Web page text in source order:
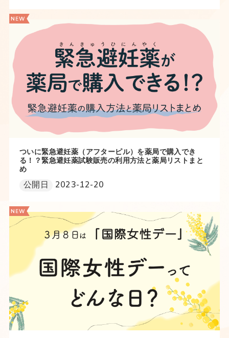
ついに緊急避妊薬（アフターピル）を薬局で購入でき
る！？緊急避妊薬試験販売の利用方法と薬局リストまと
め
公開日 2023-12-20